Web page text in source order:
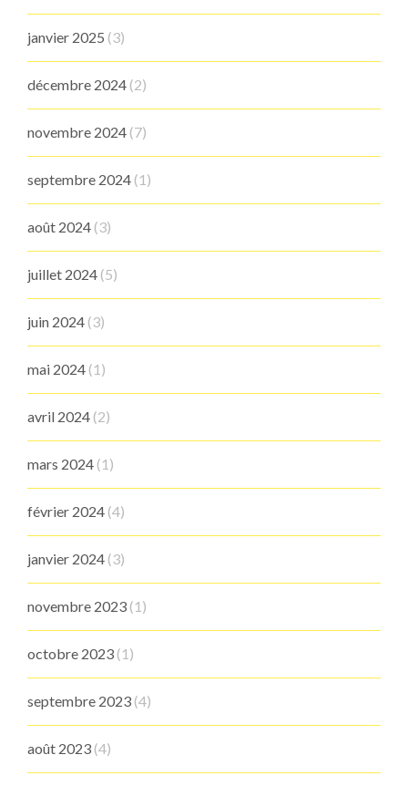
janvier 2025 (3)
décembre 2024 (2)
novembre 2024 (7)
septembre 2024 (1)
août 2024 (3)
juillet 2024 (5)
juin 2024 (3)
mai 2024 (1)
avril 2024 (2)
mars 2024 (1)
février 2024 (4)
janvier 2024 (3)
novembre 2023 (1)
octobre 2023 (1)
septembre 2023 (4)
août 2023 (4)